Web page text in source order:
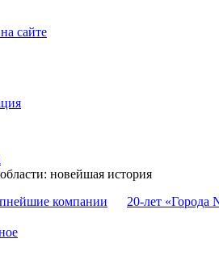
сайте
новейшая история
компании 20-лет «Города